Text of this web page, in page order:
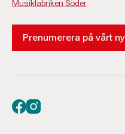
Musikfabriken Söder
Prenumerera på vårt
Besök oss på facebook
Besök oss på instagram